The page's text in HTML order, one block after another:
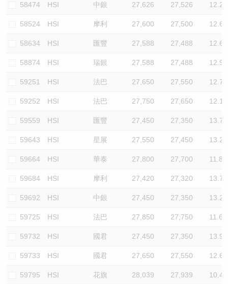
58474 HSI 中銀 27,626 27,526 12.2
58524 HSI 摩利 27,600 27,500 12.6
58634 HSI 匯豐 27,588 27,488 12.6
58874 HSI 瑞銀 27,588 27,488 12.9
59251 HSI 法巴 27,650 27,550 12.7
59252 HSI 法巴 27,750 27,650 12.1
59559 HSI 匯豐 27,450 27,350 13.7
59643 HSI 星展 27,550 27,450 13.2
59664 HSI 華泰 27,800 27,700 11.8
59684 HSI 摩利 27,420 27,320 13.7
59692 HSI 中銀 27,450 27,350 13.2
59725 HSI 法巴 27,850 27,750 11.6
59732 HSI 國君 27,450 27,350 13.9
59733 HSI 國君 27,650 27,550 12.6
59795 HSI 花旗 28,039 27,939 10.4